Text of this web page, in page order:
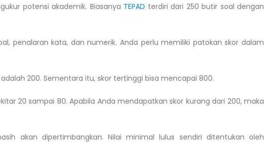
potensi akademik. Biasanya TEPAD terdiri dari 250 butir soal dengan
penalaran kata, dan numerik. Anda perlu memiliki patokan skor dalam
adalah 200. Sementara itu, skor tertinggi bisa mencapai 800.
20 sampai 80. Apabila Anda mendapatkan skor kurang dari 200, maka
akan dipertimbangkan. Nilai minimal lulus sendiri ditentukan oleh